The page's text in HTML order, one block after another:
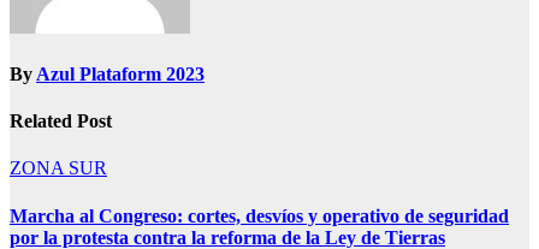
By Azul Plataform 2023
Related Post
ZONA SUR
Marcha al Congreso: cortes, desvíos y operativo de seguridad
por la protesta contra la reforma de la Ley de Tierras